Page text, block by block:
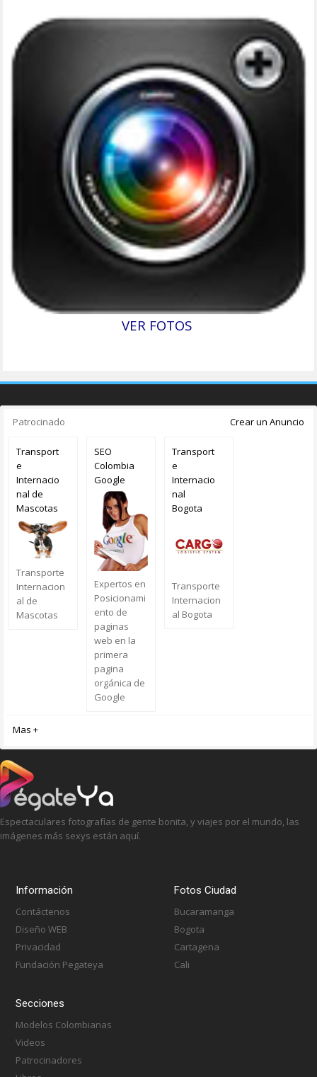
OVERVIEW
ACTIVIDAD
(3)
VER FOTOS
Patrocinado Crear un Anuncio
Transport
e
Internacio
nal de
Mascotas
Transporte
Internacion
al de
Mascotas
SEO
Colombia
Google
Expertos en
Posicionami
ento de
paginas
web en la
primera
pagina
orgánica de
Google
Transport
e
Internacio
nal
Bogota
Transporte
Internacion
al Bogota
Mas +
Espectaculares fotografías de gente bonita, y viajes por el mundo, las
imágenes más sexys están aquí.
Información
Contáctenos
Diseño WEB
Privacidad
Fundación Pegateya
Fotos Ciudad
Bucaramanga
Bogota
Cartagena
Cali
Secciones
Modelos Colombianas
Videos
Patrocinadores